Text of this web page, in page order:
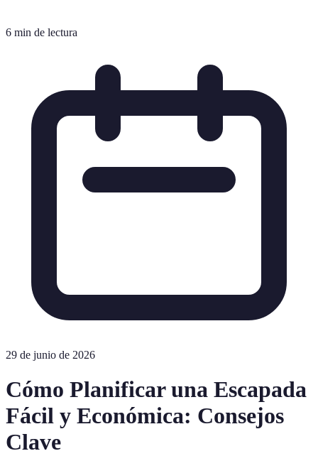
6 min de lectura
29 de junio de 2026
Cómo Planificar una Escapada
Fácil y Económica: Consejos
Clave